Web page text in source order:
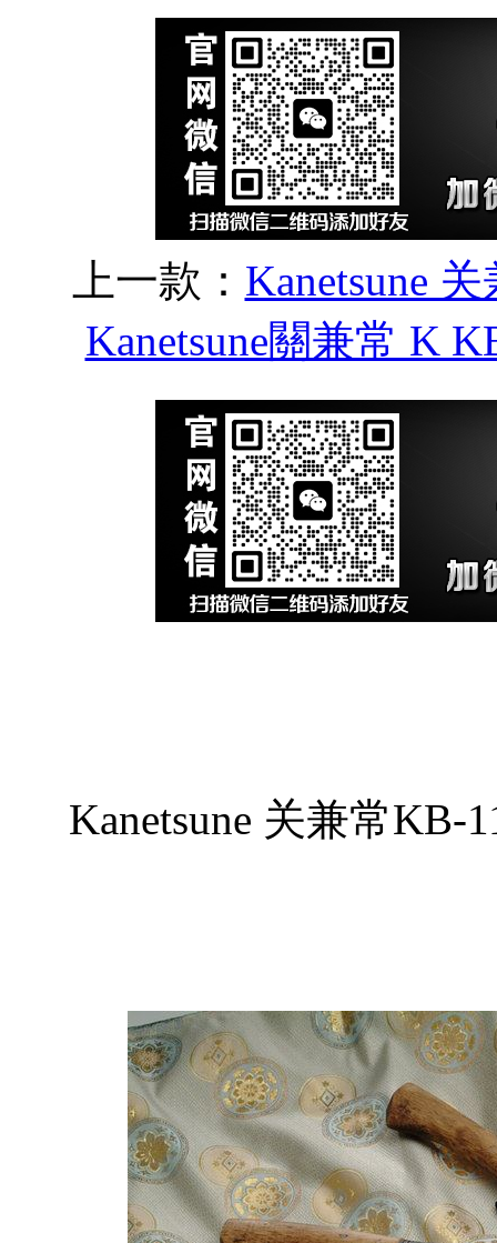
上一款： Kanetsune
Kanetsune關兼常 K
Kanetsune 关兼常KB-